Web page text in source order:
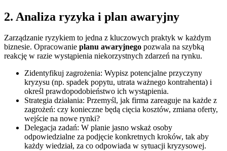
2. Analiza ryzyka i plan awaryjny
Zarządzanie ryzykiem to jedna z kluczowych praktyk w każdym
biznesie. Opracowanie planu awaryjnego pozwala na szybką
reakcję w razie wystąpienia niekorzystnych zdarzeń na rynku.
Zidentyfikuj zagrożenia: Wypisz potencjalne przyczyny
kryzysu (np. spadek popytu, utrata ważnego kontrahenta) i
określ prawdopodobieństwo ich wystąpienia.
Strategia działania: Przemyśl, jak firma zareaguje na każde z
zagrożeń: czy konieczne będą cięcia kosztów, zmiana oferty,
wejście na nowe rynki?
Delegacja zadań: W planie jasno wskaż osoby
odpowiedzialne za podjęcie konkretnych kroków, tak aby
każdy wiedział, za co odpowiada w sytuacji kryzysowej.